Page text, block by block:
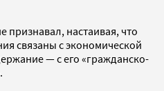
признавал, настаивая, что
связаны с экономической
— с его «гражданско-